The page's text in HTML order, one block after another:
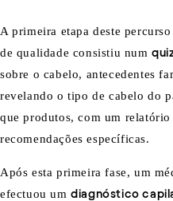
A primeira etapa deste
de qualidade consistiu num
sobre o cabelo, antecedentes
revelando o tipo de cabelo do
que produtos, com um
recomendações específicas.
Após esta primeira fase, um
efectuou umdiagnóstico